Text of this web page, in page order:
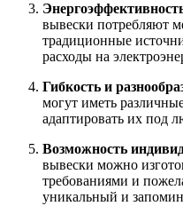
вывески потребляют
традиционные
расходы на
Гибкость и
могут иметь
адаптировать их под
Возможность
вывески можно
требованиями и
уникальный и